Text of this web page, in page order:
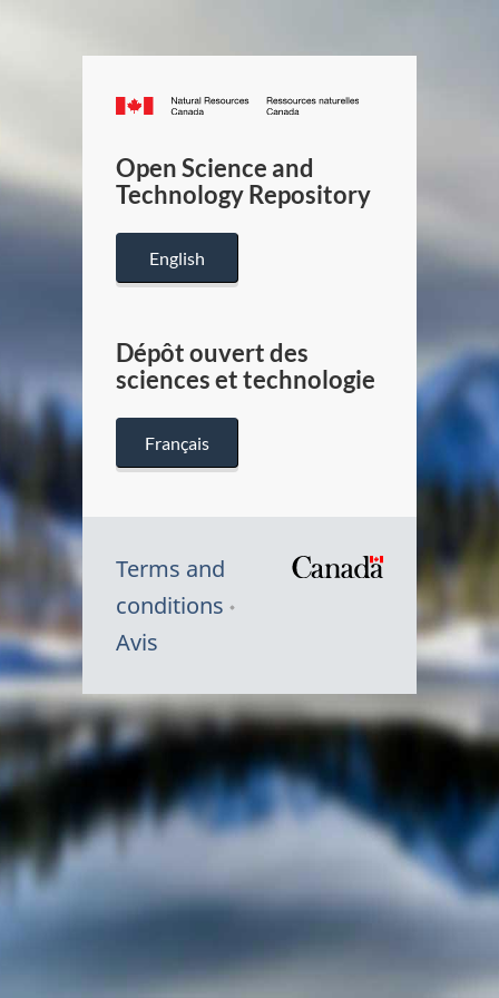
Canada.ca
/
Canada
Open Science and
Technology Repository
English
Dépôt ouvert des
sciences et technologie
Français
Terms and
conditions
Avis
Symbole
du
Canada